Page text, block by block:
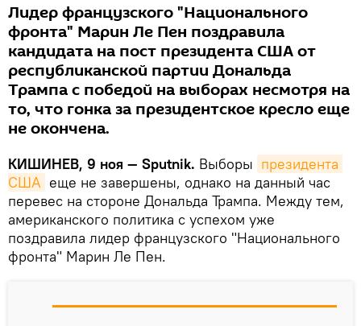
Лидер французского "Национального
фронта" Марин Ле Пен поздравила
кандидата на пост президента США от
республиканской партии Дональда
Трампа с победой на выборах несмотря на
то, что гонка за президентское кресло еще
не окончена.
КИШИНЕВ, 9 ноя — Sputnik. Выборы президента
США еще не завершены, однако на данный час
перевес на стороне Дональда Трампа. Между тем,
американского политика с успехом уже
поздравила лидер французского "Национального
фронта" Марин Ле Пен.